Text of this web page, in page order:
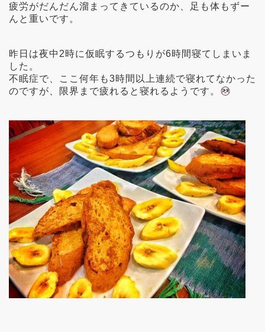
疲労がだんだん溜まってきているのか、足も体もずー
んと重いです。
昨日は夜中2時に仮眠するつもりが6時間寝てしまいま
した。
不眠症で、ここ何年も3時間以上連続で寝れてなかった
のですが、限界まで疲れると寝れるようです。